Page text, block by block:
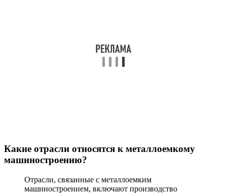
Какие отрасли относятся к металлоемкому
машиностроению?
Отрасли, связанные с металлоемким
машиностроением, включают производство